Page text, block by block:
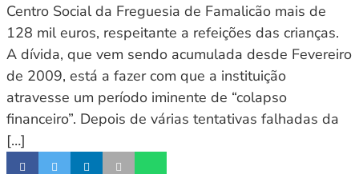
Centro Social da Freguesia de Famalicão mais de
128 mil euros, respeitante a refeições das crianças.
A dívida, que vem sendo acumulada desde Fevereiro
de 2009, está a fazer com que a instituição
atravesse um período iminente de “colapso
financeiro”. Depois de várias tentativas falhadas da
[…]